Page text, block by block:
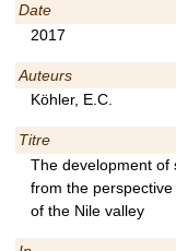
Date
2017
Auteurs
Köhler, E.C.
Titre
The development of
from the
of the Nile valley